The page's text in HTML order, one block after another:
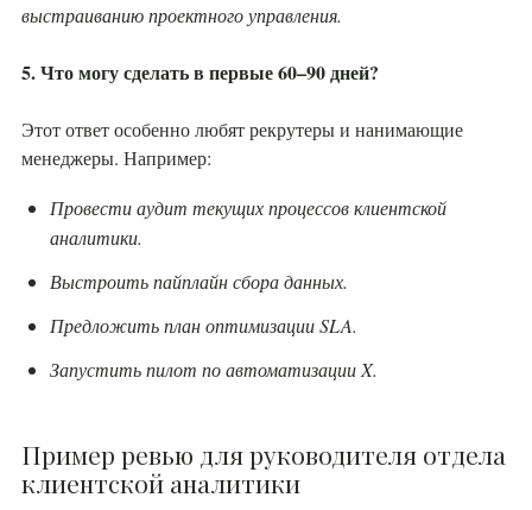
выстраиванию проектного управления.
5. Что могу сделать в первые 60–90 дней?
Этот ответ особенно любят рекрутеры и нанимающие
менеджеры. Например:
Провести аудит текущих процессов клиентской
аналитики.
Выстроить пайплайн сбора данных.
Предложить план оптимизации SLA.
Запустить пилот по автоматизации X.
Пример ревью для руководителя отдела
клиентской аналитики